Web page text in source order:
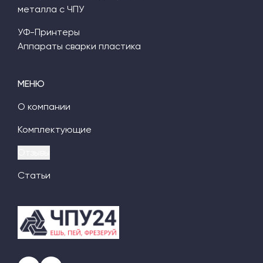
МЕНЮ
О компании
Комплектующие
Статьи
металла с ЧПУ
УФ-Принтеры
Аппараты сварки пластика